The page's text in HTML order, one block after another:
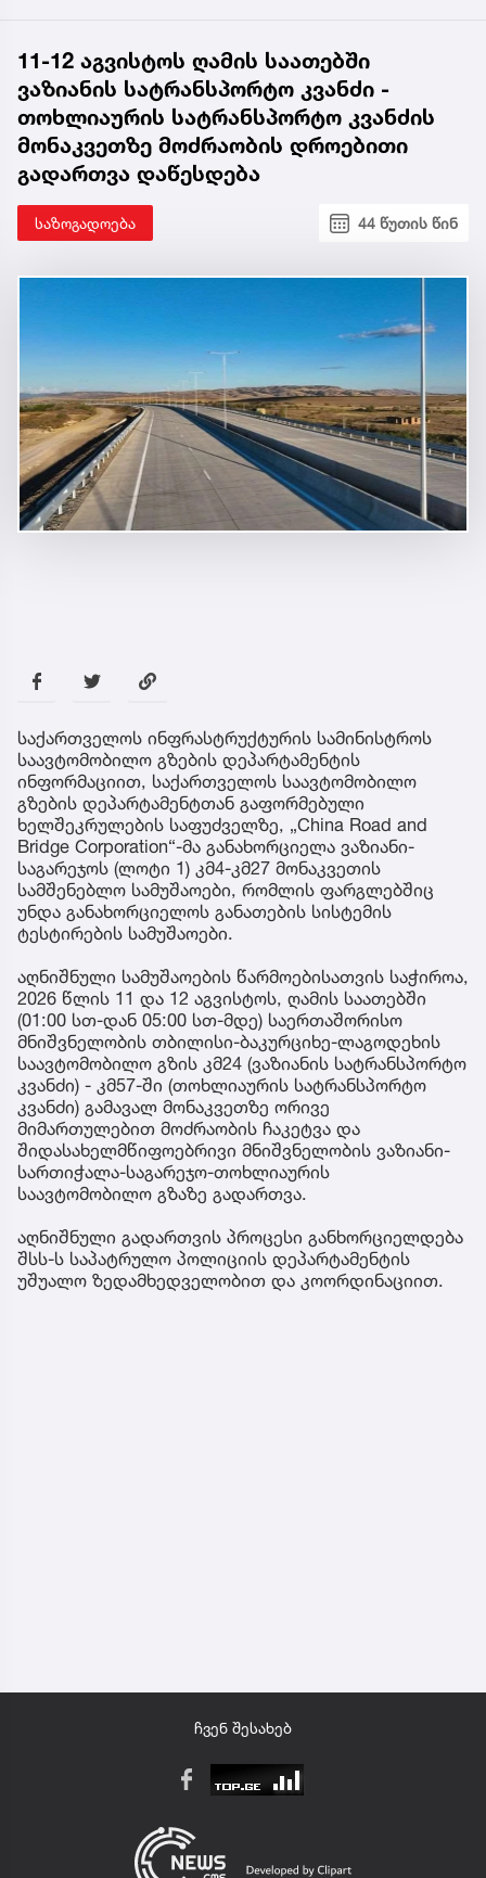
11-12 აგვისტოს ღამის საათებში
ვაზიანის სატრანსპორტო კვანძი -
თოხლიაურის სატრანსპორტო კვანძის
მონაკვეთზე მოძრაობის დროებითი
გადართვა დაწესდება
საზოგადოება 44 წუთის წინ
საქართველოს ინფრასტრუქტურის სამინისტროს
საავტომობილო გზების დეპარტამენტის
ინფორმაციით, საქართველოს საავტომობილო
გზების დეპარტამენტთან გაფორმებული
ხელშეკრულების საფუძველზე, „China Road and
Bridge Corporation“-მა განახორციელა ვაზიანი-
საგარეჯოს (ლოტი 1) კმ4-კმ27 მონაკვეთის
სამშენებლო სამუშაოები, რომლის ფარგლებშიც
უნდა განახორციელოს განათების სისტემის
ტესტირების სამუშაოები.
აღნიშნული სამუშაოების წარმოებისათვის საჭიროა,
2026 წლის 11 და 12 აგვისტოს, ღამის საათებში
(01:00 სთ-დან 05:00 სთ-მდე) საერთაშორისო
მნიშვნელობის თბილისი-ბაკურციხე-ლაგოდეხის
საავტომობილო გზის კმ24 (ვაზიანის სატრანსპორტო
კვანძი) - კმ57-ში (თოხლიაურის სატრანსპორტო
კვანძი) გამავალ მონაკვეთზე ორივე
მიმართულებით მოძრაობის ჩაკეტვა და
შიდასახელმწიფოებრივი მნიშვნელობის ვაზიანი-
სართიჭალა-საგარეჯო-თოხლიაურის
საავტომობილო გზაზე გადართვა.
აღნიშნული გადართვის პროცესი განხორციელდება
შსს-ს საპატრულო პოლიციის დეპარტამენტის
უშუალო ზედამხედველობით და კოორდინაციით.
ჩვენ შესახებ